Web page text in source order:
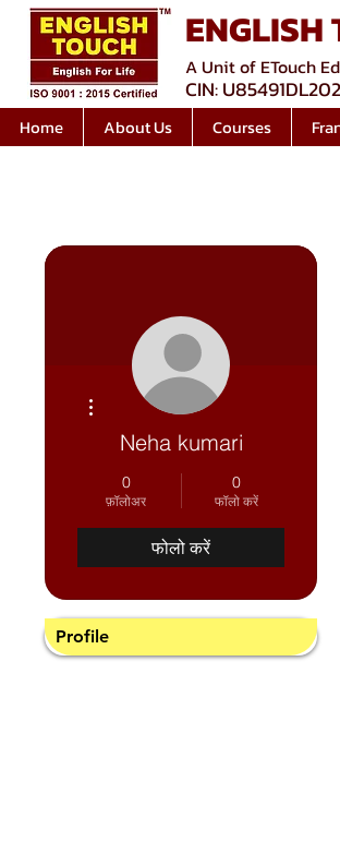
ENGLISH
A Unit of ETouch
CIN:
Home About Us Courses
Neha kumari
0
फ़ॉलोअर
0
फॉलो करें
फोलो करें
अधिक कार्रवाइयाँ
Profile